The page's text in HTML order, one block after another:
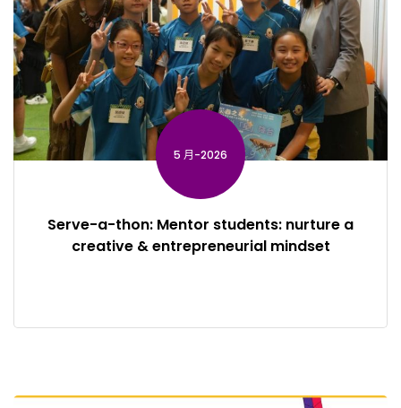
5 月-2026
Serve-a-thon: Mentor students: nurture a
creative & entrepreneurial mindset